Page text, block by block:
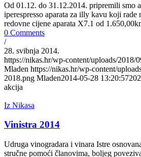
Od 01.12. do 31.12.2014. pripremili smo
iperespresso aparata za illy kavu koji rade
redovne cijene aparata X7.1 od
0 Comments
/
28. svibnja 2014.
https://nikas.hr/wp-content/uploads/2018/
Mladen https://nikas.hr/wp-content/
2018.png Mladen2014-05-28 13:20:57
akcija
Iz Nikasa
Vinistra 2014
Udruga vinogradara i vinara Istre
stručne pomoći članovima, boljeg